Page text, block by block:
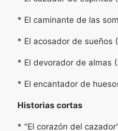
* El caminante de las
* El acosador de sueños
* El devorador de almas
* El encantador de
Historias cortas
* "El corazón del